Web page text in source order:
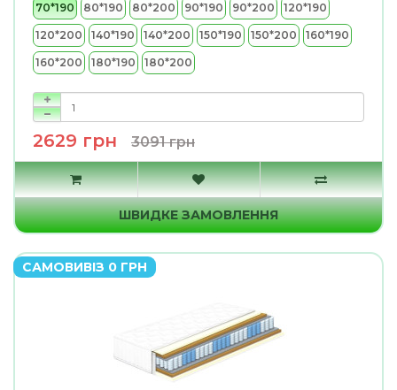
70*190
80*190 80*200 90*190 90*200 120*190
120*200 140*190 140*200 150*190 150*200 160*190
160*200 180*190 180*200
2629 грн 3091 грн
ШВИДКЕ ЗАМОВЛЕННЯ
САМОВИВІЗ 0 ГРН